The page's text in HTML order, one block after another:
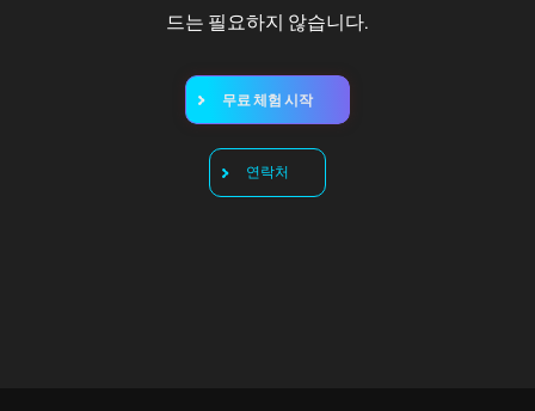
드는 필요하지 않습니다.
무료 체험 시작
연락처